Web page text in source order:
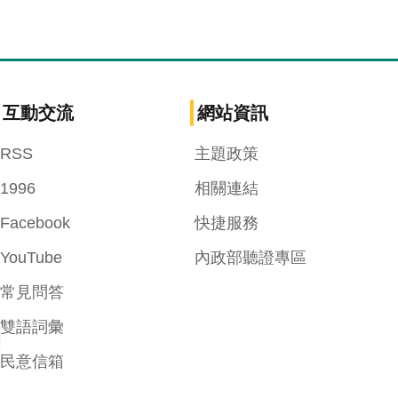
互動交流
RSS
1996
Facebook
YouTube
常見問答
雙語詞彙
民意信箱
網站資訊
主題政策
相關連結
快捷服務
內政部聽證專區